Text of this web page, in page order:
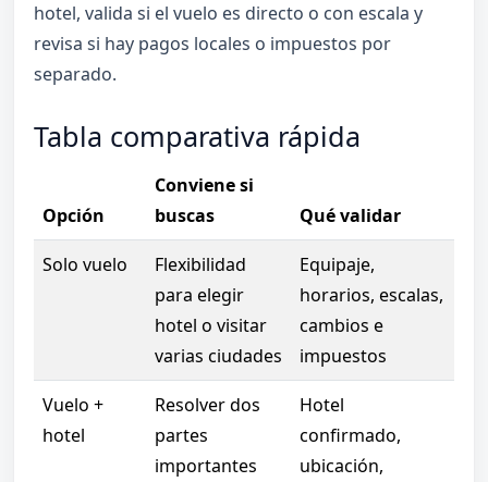
hotel, valida si el vuelo es directo o con escala y
revisa si hay pagos locales o impuestos por
separado.
Tabla comparativa rápida
Opción
Conviene si
buscas
Qué validar
Solo vuelo
Flexibilidad
para elegir
hotel o visitar
varias ciudades
Equipaje,
horarios, escalas,
cambios e
impuestos
Vuelo +
hotel
Resolver dos
partes
importantes
Hotel
confirmado,
ubicación,